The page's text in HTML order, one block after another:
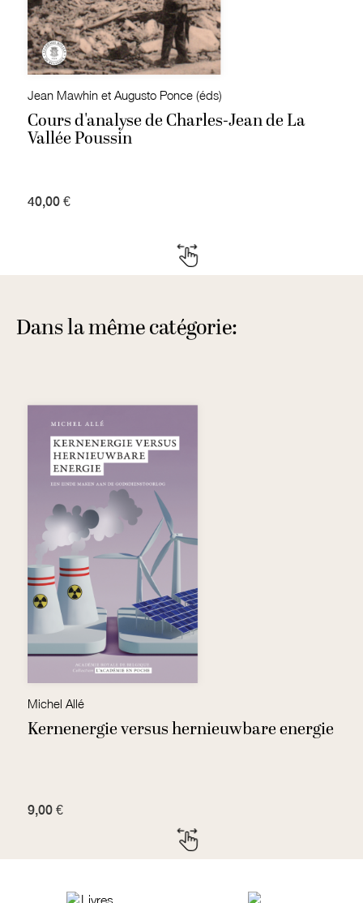
Jean Mawhin et Augusto Ponce (éds)
Cours d'analyse de Charles-Jean de La
Vallée Poussin
40,00 €
Dans la même catégorie:
Michel Allé
Kernenergie versus hernieuwbare energie
9,00 €